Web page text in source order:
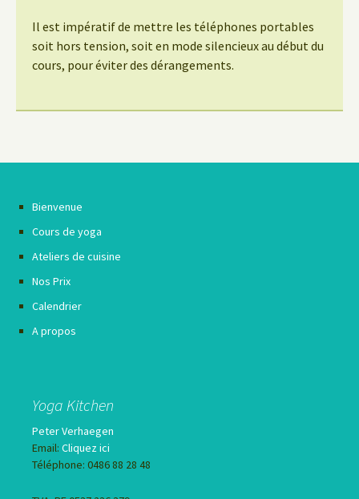
Il est impératif de mettre les téléphones portables
soit hors tension, soit en mode silencieux au début du
cours, pour éviter des dérangements.
Bienvenue
Cours de yoga
Ateliers de cuisine
Nos Prix
Calendrier
A propos
Yoga Kitchen
Peter Verhaegen
Email: Cliquez ici
Téléphone: 0486 88 28 48